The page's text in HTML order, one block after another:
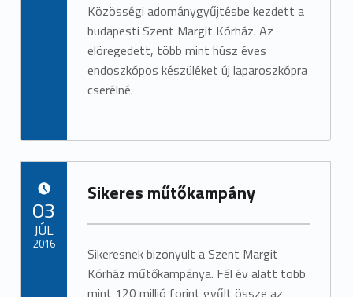
Közösségi adománygyűjtésbe kezdett a
budapesti Szent Margit Kórház. Az
elöregedett, több mint húsz éves
endoszkópos készüléket új laparoszkópra
cserélné.
Sikeres műtőkampány
Sikeresnek bizonyult a Szent Margit
Kórház műtőkampánya. Fél év alatt több
03
JÚL
2016